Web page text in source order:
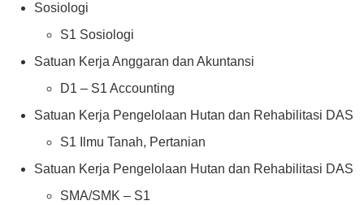
Sosiologi
S1 Sosiologi
Satuan Kerja Anggaran dan Akuntansi
D1 – S1 Accounting
Satuan Kerja Pengelolaan Hutan dan Rehabilitasi DAS
S1 Ilmu Tanah, Pertanian
Satuan Kerja Pengelolaan Hutan dan Rehabilitasi DAS
SMA/SMK – S1